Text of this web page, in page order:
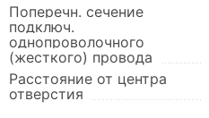
Поперечн. сечение
подключ.
однопроволочного
(жесткого) провода
Расстояние от центра
отверстия